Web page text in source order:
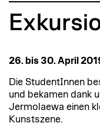
26. bis 30. April
Die StudentInnen
und bekamen dank
Jermolaewa einen
Kunstszene.